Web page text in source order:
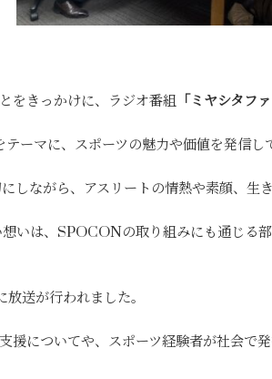
をきっかけに、ラジオ番組 「ミヤシタフ
ーマに、スポーツの魅力や価値を発信し
しながら、アスリートの情熱や素顔、生
いは、SPOCONの取り組みにも通じる
送が行われました。
についてや、スポーツ経験者が社会で